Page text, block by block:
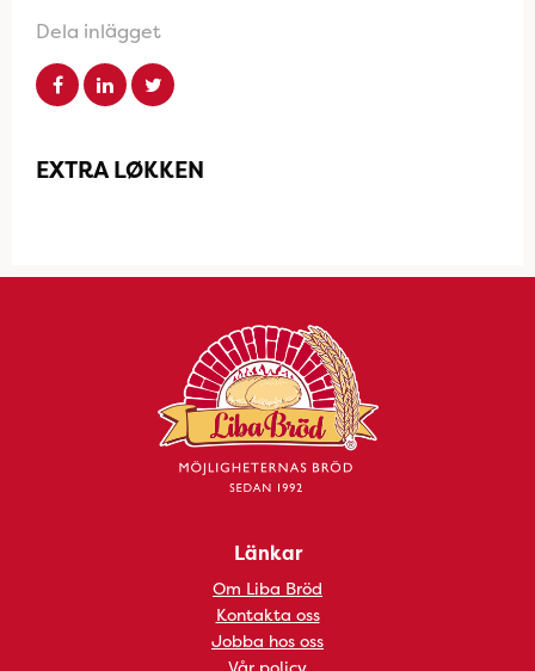
Dela inlägget
EXTRA LØKKEN
Länkar
Om Liba Bröd
Kontakta oss
Jobba hos oss